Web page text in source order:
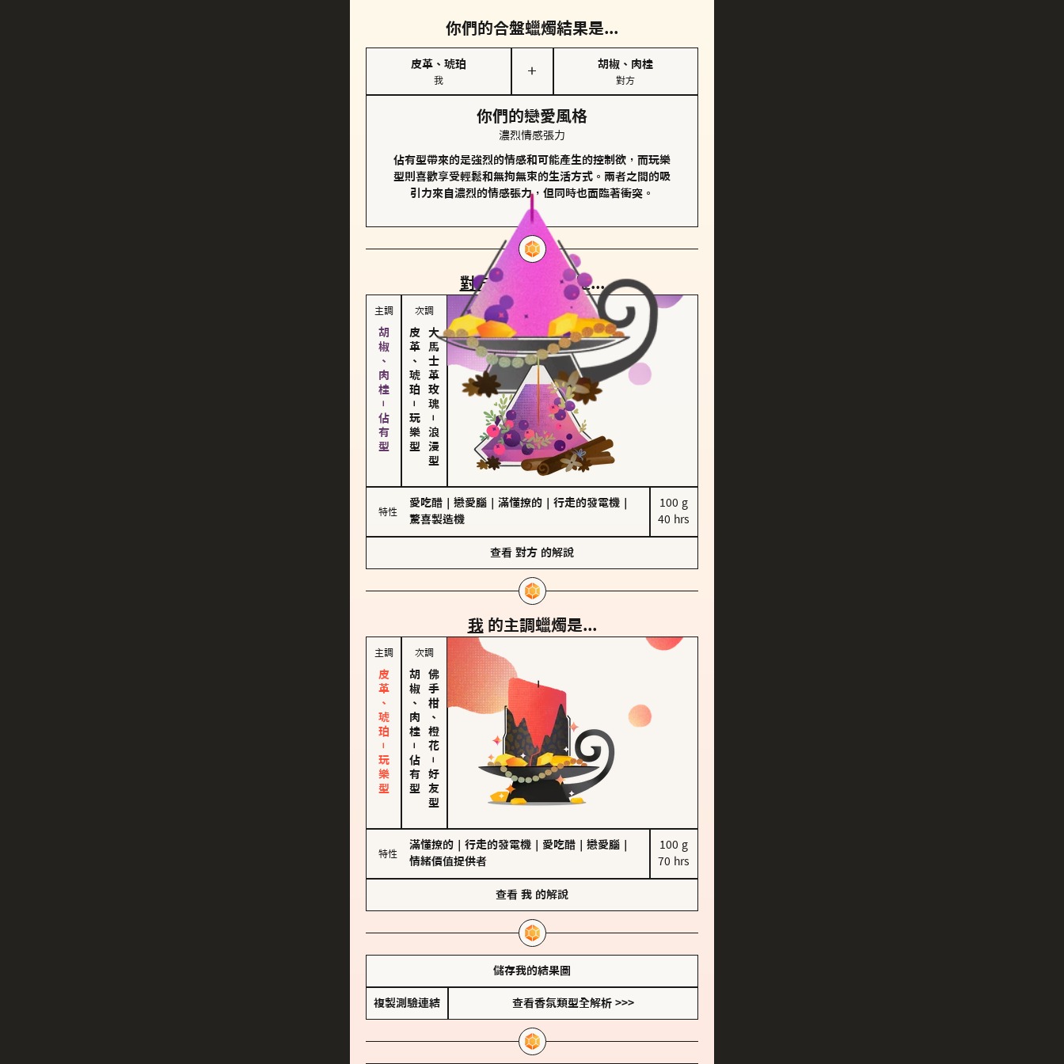
你們的合盤蠟燭結果是...
皮革、琥珀
我
＋
胡椒、肉桂
對方
你們的戀愛風格
濃烈情感張力
佔有型帶來的是強烈的情感和可能產生的控制欲，而玩樂
型則喜歡享受輕鬆和無拘無束的生活方式。兩者之間的吸
引力來自濃烈的情感張力，但同時也面臨著衝突。
對方的主調蠟燭是...
主調
胡椒、肉桂－佔有型
次調
皮革、琥珀
－
玩樂型
大馬士革玫瑰
－
浪漫型
特性
愛吃醋 戀愛腦 滿懂撩的 行走的發電機
驚喜製造機
100 g
40 hrs
查看 對方 的解說
我 的主調蠟燭是...
主調
皮革、琥珀－玩樂型
次調
胡椒、肉桂
－
佔有型
佛手柑、橙花
－
好友型
特性
滿懂撩的 行走的發電機 愛吃醋 戀愛腦
情緒價值提供者
100 g
70 hrs
查看 我 的解說
儲存我的結果圖
複製測驗連結 查看香氛類型全解析 >>>